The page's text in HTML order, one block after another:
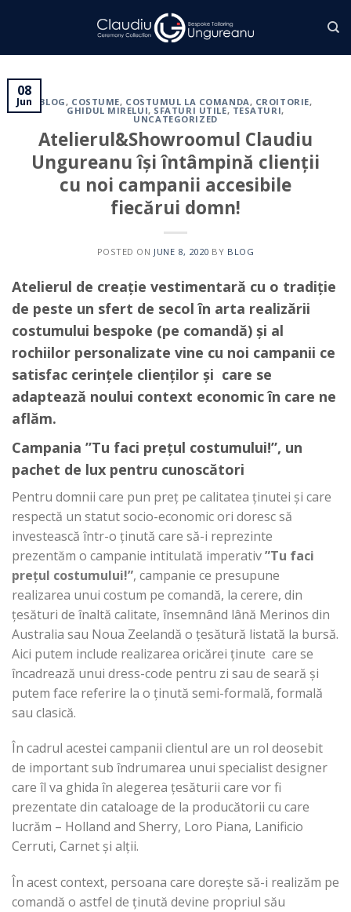
08
Jun BLOG, COSTUME, COSTUMUL LA COMANDA, CROITORIE,
GHIDUL MIRELUI, SFATURI UTILE, TESATURI,
UNCATEGORIZED
Atelierul&Showroomul Claudiu
Ungureanu își întâmpină clienții
cu noi campanii accesibile
fiecărui domn!
POSTED ON JUNE 8, 2020 BY BLOG
Atelierul de creație vestimentară cu o tradiție
de peste un sfert de secol în arta realizării
costumului bespoke (pe comandă) și al
rochiilor personalizate vine cu noi campanii ce
satisfac cerințele clienților și care se
adaptează noului context economic în care ne
aflăm.
Campania ”Tu faci prețul costumului!”, un
pachet de lux pentru cunoscători
Pentru domnii care pun preț pe calitatea ținutei și care
respectă un statut socio-economic ori doresc să
investească într-o ținută care să-i reprezinte
prezentăm o campanie intitulată imperativ”Tu faci
prețul costumului!”, campanie ce presupune
realizarea unui costum pe comandă, la cerere, din
țesături de înaltă calitate, însemnând lână Merinos din
Australia sau Noua Zeelandă o țesătură listată la bursă.
Aici putem include realizarea oricărei ținute care se
încadrează unui dress-code pentru zi sau de seară și
putem face referire la o ținută semi-formală, formală
sau clasică.
În cadrul acestei campanii clientul are un rol deosebit
de important sub îndrumarea unui specialist designer
care îl va ghida în alegerea țesăturii care vor fi
prezentate din cataloage de la producătorii cu care
lucrăm – Holland and Sherry, Loro Piana, Lanificio
Cerruti, Carnet și alții.
În acest context, persoana care dorește să-i realizăm pe
comandă o astfel de ținută devine propriul său